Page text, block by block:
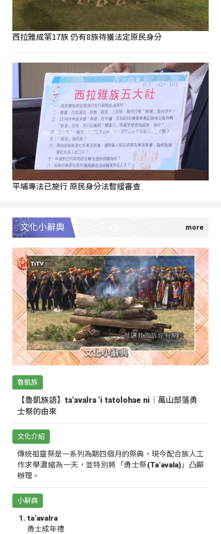
西拉雅成第17族 仍有8族待獲法定原民身分
平埔專法已施行 原民身分法暫緩審查
文化小辭典
魯凱族
【魯凱族語】ta‘avalra ‘i tatolohae ni｜萬山部落勇
士祭的由來
文化介紹
傳統祖靈祭是一系列為期四個月的祭典，現今配合族人工
作求學濃縮為一天，並特別將「勇士祭(Ta‘avala)」凸顯
辦理。
小辭典
ta‘avalra
勇士成年禮